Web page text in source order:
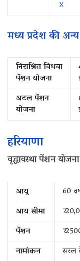
x
मध्य प्रदेश की
निराश्रित विधवा
पेंशन योजना
अटल पेंशन
योजना
हरियाणा
वृद्धावस्था पेंशन योजना
आयु
60
आय सीमा
₹
पेंशन
₹
नामांकन
सरल